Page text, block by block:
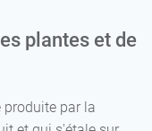
plantes et de
produite par la